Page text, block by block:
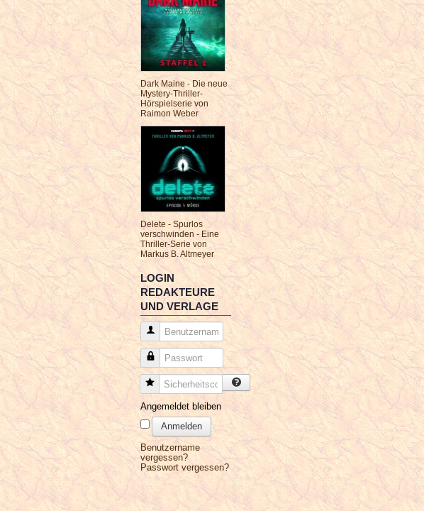
Dark Maine - Die neue
Mystery-Thriller-
Hörspielserie von
Raimon Weber
Delete - Spurlos
verschwinden - Eine
Thriller-Serie von
Markus B. Altmeyer
LOGIN
REDAKTEURE
UND VERLAGE
Benutzername
Passwort
Sicherheitscode
Angemeldet bleiben
Anmelden
Benutzername
vergessen?
Passwort vergessen?